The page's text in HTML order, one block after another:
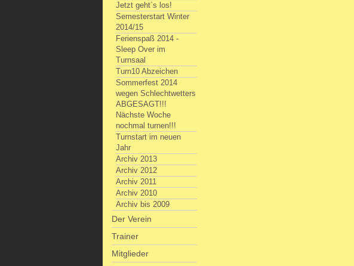
Jetzt geht`s los!
Semesterstart Winter
2014/15
Ferienspaß 2014 -
Sleep Over im
Turnsaal
Turn10 Abzeichen
Sommerfest 2014
wegen Schlechtwetters
ABGESAGT!!!
Nächste Woche
nochmal turnen!!!
Turnstart im neuen
Jahr
Archiv 2013
Archiv 2012
Archiv 2011
Archiv 2010
Archiv bis 2009
Der Verein
Trainer
Mitglieder